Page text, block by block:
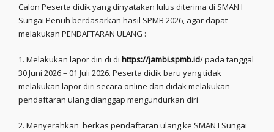
Calon Peserta didik yang dinyatakan lulus diterima di SMAN I
Sungai Penuh berdasarkan hasil SPMB 2026, agar dapat
melakukan PENDAFTARAN ULANG :
1. Melakukan lapor diri di di https://jambi.spmb.id/pada tanggal
30 Juni 2026 – 01 Juli 2026. Peserta didik baru yang tidak
melakukan lapor diri secara online dan didak melakukan
pendaftaran ulang dianggap mengundurkan diri
2. Menyerahkan berkas pendaftaran ulang ke SMAN I Sungai